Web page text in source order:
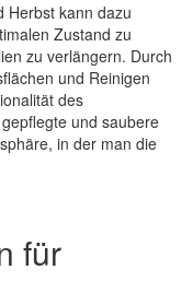
Herbst kann dazu
Zustand zu
zu verlängern. Durch
und Reinigen
des
und saubere
in der man die
für